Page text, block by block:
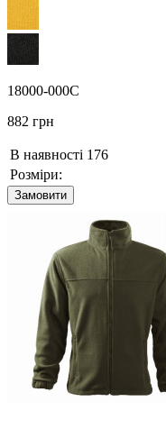
18000-000C
882 грн
В наявності 176
Розміри:
Замовити